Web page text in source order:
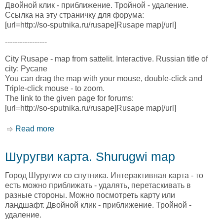
Двойной клик - приближение. Тройной - удаление.
Ссылка на эту страничку для форума:
[url=http://so-sputnika.ru/rusape]Rusape map[/url]
-----------------
City Rusape - map from sattelit. Interactive. Russian title of
city: Русапе
You can drag the map with your mouse, double-click and
Triple-click mouse - to zoom.
The link to the given page for forums:
[url=http://so-sputnika.ru/rusape]Rusape map[/url]
Read more
Шуругви карта. Shurugwi map
Город Шуругwи со спутника. Интерактивная карта - то
есть можно приближать - удалять, перетаскивать в
разные стороны. Можно посмотреть карту или
ландшафт. Двойной клик - приближение. Тройной -
удаление.